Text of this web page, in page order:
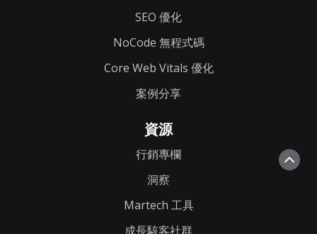
SEO 優化
NoCode 無程式碼
Core Web Vitals 優化
案例分享
資源
行銷專欄
洞察
Martech 工具
成長駭客社群